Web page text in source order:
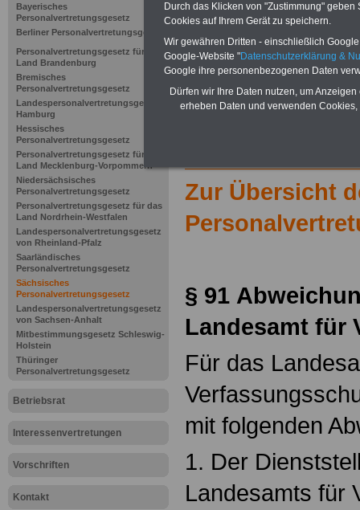
Bayerisches
Personalvertretungsgesetz
Berliner Personalvertretungsgesetz
Personalvertretungsgesetz für das
Land Brandenburg
Bremisches
Personalvertretungsgesetz
Landespersonalvertretungsgesetz
Hamburg
Hessisches
Personalvertretungsgesetz
Personalvertretungsgesetz für das
Land Mecklenburg-Vorpommern
Niedersächsisches
Personalvertretungsgesetz
Personalvertretungsgesetz für das
Land Nordrhein-Westfalen
Landespersonalvertretungsgesetz
von Rheinland-Pfalz
Saarländisches
Personalvertretungsgesetz
Sächsisches
Personalvertretungsgesetz
Landespersonalvertretungsgesetz
von Sachsen-Anhalt
Mitbestimmungsgesetz Schleswig-
Holstein
Thüringer
Personalvertretungsgesetz
Betriebsrat
Interessenvertretungen
Vorschriften
Kontakt
Zur Übersicht
§ 91
Landesamt für
Für das
mit folgenden
1. Der
Landesamts für
Durch das Klicken von "Zustimmung"
Cookies auf Ihrem Gerät zu speichern.
Wir gewähren Dritten - einschließlich
Google-Website "Datenschutzerklärung &
Google ihre personenbezogenen Daten
Dürfen wir Ihre Daten nutzen, um
erheben Daten und verwenden